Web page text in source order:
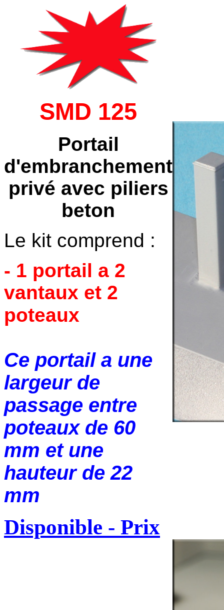
SMD 125
Portail
d'embranchement
privé avec piliers
beton
Le kit comprend :
- 1 portail a 2
vantaux et 2
poteaux
Ce portail a une
largeur de
passage entre
poteaux de 60
mm et une
hauteur de 22
mm
Disponible - Prix